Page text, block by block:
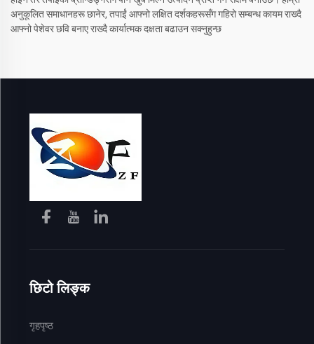
अनुकूलित समाधानहरू छानेर, तपाईं आफ्नो लक्षित दर्शकहरूसँग गहिरो सम्बन्ध कायम राख्दै
आफ्नो पेशेवर छवि बनाए राख्दै कार्यात्मक दक्षता बढाउन सक्नुहुन्छ
छिटो लिङ्क
गृहपृष्ठ